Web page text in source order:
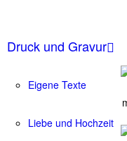
Druck und Gravur
Eigene Texte
Liebe und Hochzeit